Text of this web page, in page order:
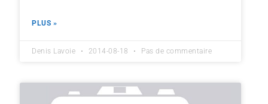
PLUS »
Denis Lavoie 2014-08-18 Pas de commentaire